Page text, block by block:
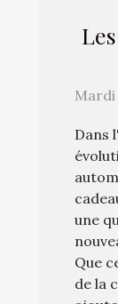
Mardi
Dans
une
Que
de la